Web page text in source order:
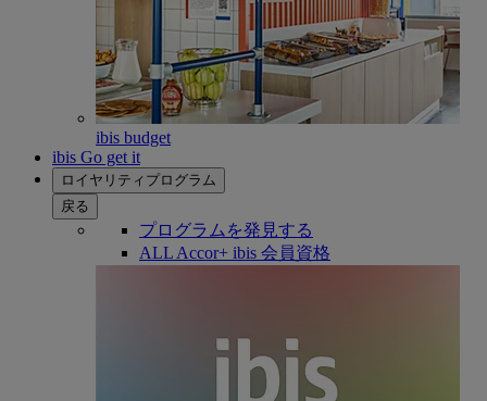
ibis budget
ibis Go get it
ロイヤリティプログラム
戻る
プログラムを発見する
ALL Accor+ ibis 会員資格